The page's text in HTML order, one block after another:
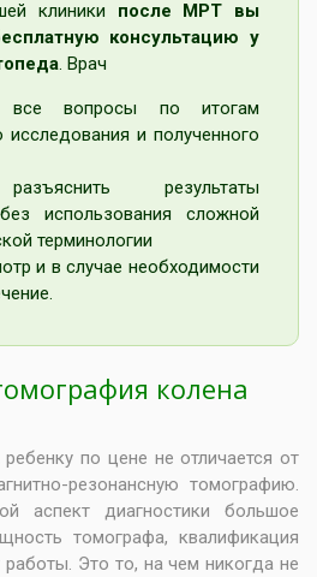
клиники после МРТ вы
консультацию у
. Врач
все вопросы по итогам
исследования и полученного
результаты
использования сложной
терминологии
и в случае необходимости
колена
по цене не отличается от
резонансную томографию.
аспект диагностики большое
томографа, квалификация
Это то, на чем никогда не